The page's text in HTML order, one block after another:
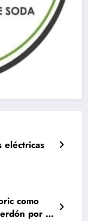
eléctricas
como
por lo